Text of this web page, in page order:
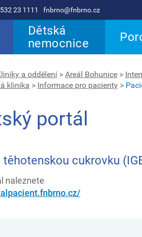
532 23 1111 fnbrno@fnbrno.cz
Dětská
nemocnice
a oddělení > Areál Bohunice >
klinika > Informace pro pacienty >
portál
těhotenskou cukrovku
naleznete